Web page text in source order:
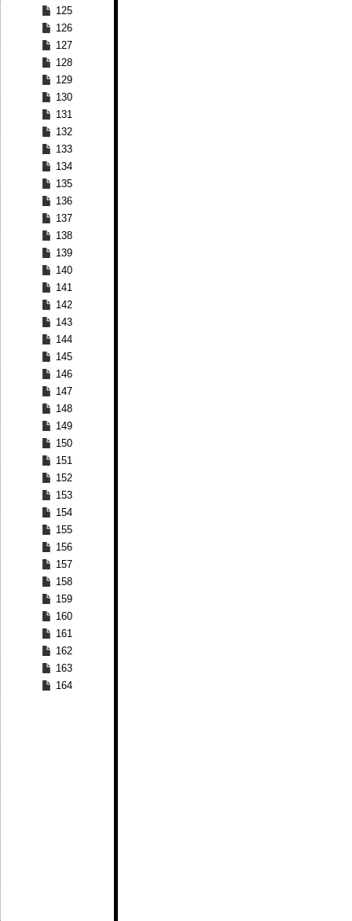
125
126
127
128
129
130
131
132
133
134
135
136
137
138
139
140
141
142
143
144
145
146
147
148
149
150
151
152
153
154
155
156
157
158
159
160
161
162
163
164